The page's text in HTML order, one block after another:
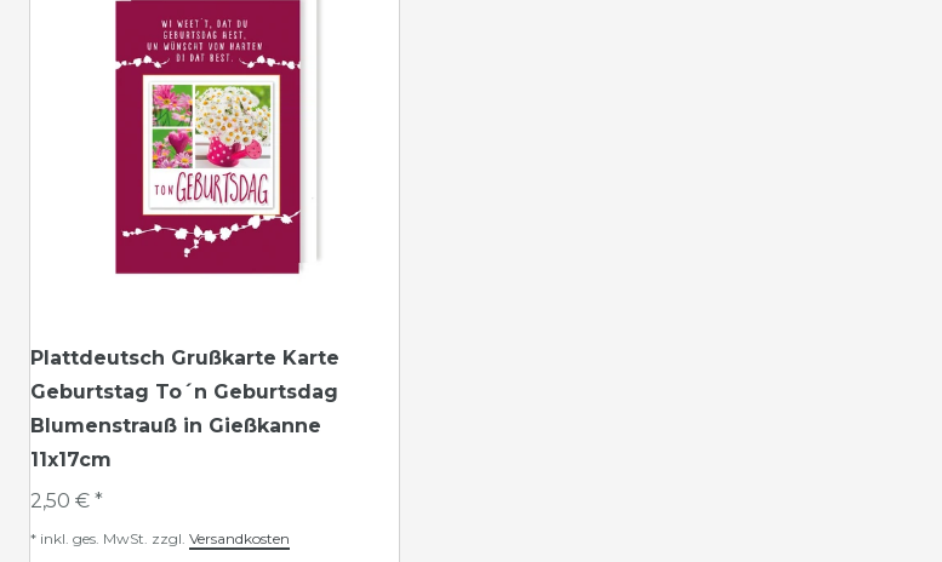
Plattdeutsch Grußkarte Karte
Geburtstag To´n Geburtsdag
Blumenstrauß in Gießkanne
11x17cm
2,50 € *
* inkl. ges. MwSt. zzgl. Versandkosten